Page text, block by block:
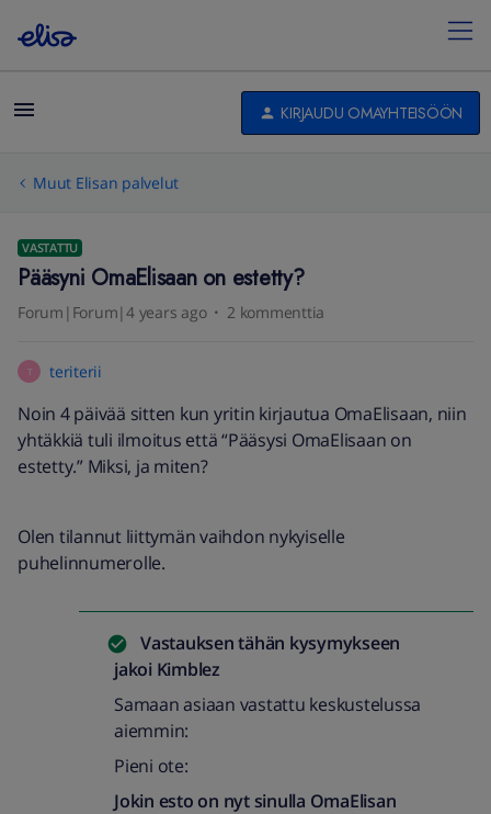
KIRJAUDU OMAYHTEISÖÖN
Muut Elisan palvelut
VASTATTU
Pääsyni OmaElisaan on estetty?
Forum|Forum|4 years ago 2 kommenttia
T teriterii
Noin 4 päivää sitten kun yritin kirjautua OmaElisaan, niin
yhtäkkiä tuli ilmoitus että “Pääsysi OmaElisaan on
estetty.” Miksi, ja miten?
Olen tilannut liittymän vaihdon nykyiselle
puhelinnumerolle.
Vastauksen tähän kysymykseen
jakoi Kimblez
Samaan asiaan vastattu keskustelussa
aiemmin:
Pieni ote:
Jokin esto on nyt sinulla OmaElisan